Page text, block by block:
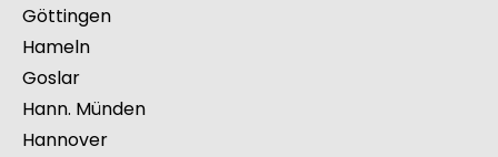
Göttingen
Hameln
Goslar
Hann. Münden
Hannover